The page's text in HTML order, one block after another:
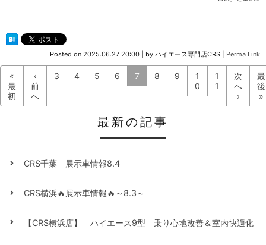
Posted on 2025.06.27 20:00 by ハイエース専門店CRS Perma Link
«
最
初
‹
前
へ
3 4 5 6 7 8 9
1
0
1
1
次
へ
›
最
後
»
最新の記事
CRS千葉 展示車情報8.4
CRS横浜🔥展示車情報🔥～8.3～
【CRS横浜店】 ハイエース9型 乗り心地改善＆室内快適化